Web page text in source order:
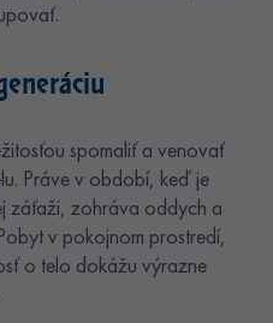
spomaliť a venovať
Práve v období, keď je
záťaži, zohráva oddych a
v pokojnom prostredí,
o telo dokážu výrazne